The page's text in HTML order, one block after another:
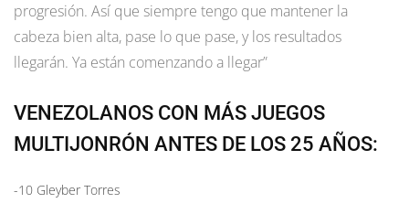
progresión. Así que siempre tengo que mantener la
cabeza bien alta, pase lo que pase, y los resultados
llegarán. Ya están comenzando a llegar”
VENEZOLANOS CON MÁS JUEGOS
MULTIJONRÓN ANTES DE LOS 25 AÑOS:
-10 Gleyber Torres